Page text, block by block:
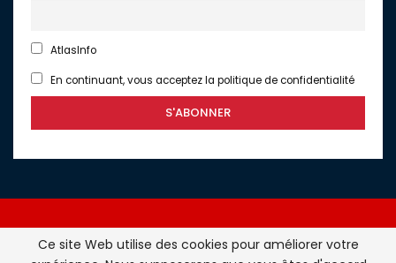
AtlasInfo
En continuant, vous acceptez la politique de confidentialité
Ce site Web utilise des cookies pour améliorer votre